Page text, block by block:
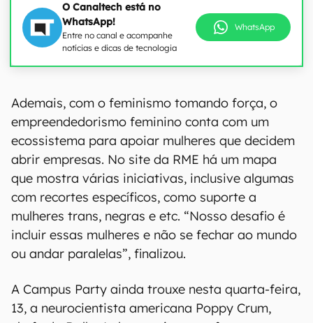
O Canaltech está no
WhatsApp!
Entre no canal e acompanhe
notícias e dicas de tecnologia
WhatsApp
00:00/04:52
Ademais, com o feminismo tomando força, o
empreendedorismo feminino conta com um
ecossistema para apoiar mulheres que decidem